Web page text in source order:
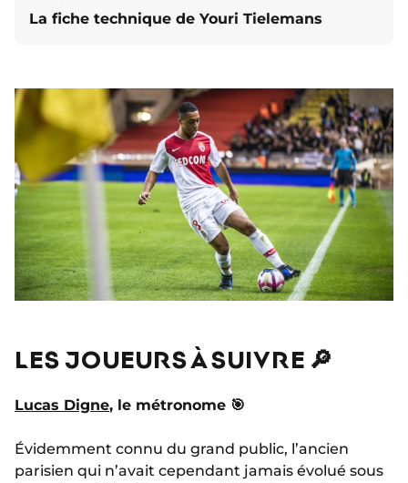
La fiche technique de Youri Tielemans
LES JOUEURS À SUIVRE 🔎
Lucas Digne, le métronome 🎯
Évidemment connu du grand public, l’ancien
parisien qui n’avait cependant jamais évolué sous